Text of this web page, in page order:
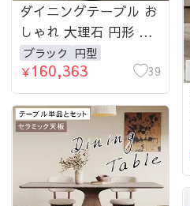
ダイニングテーブル お
しゃれ 大理石 円形 幅
120 幅130 幅135 ステ
ンレス脚 ブラック脚部
モダン 高級感 食卓テ
ーブル 4人 5人対応 リ
ビング ダイニング用
hbso-3012
ブラック 円型
￥160,363 39